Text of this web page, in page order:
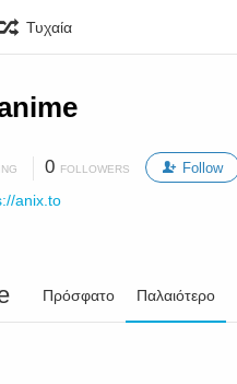
Τυχαία
0 FOLLOWERS Follow
anix.to
Πρόσφατο Παλαιότερο